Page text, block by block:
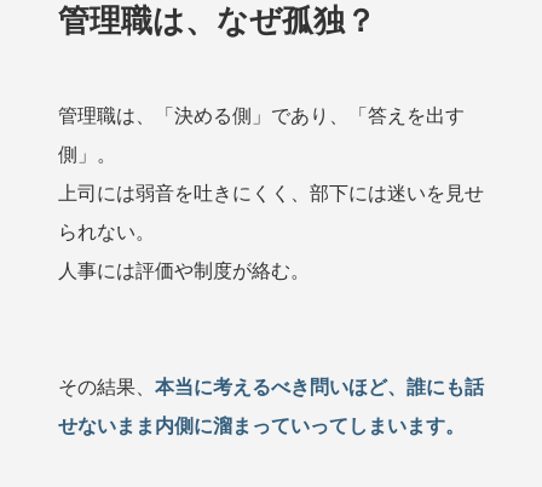
管理職は、なぜ孤独？
管理職は、「決める側」であり、「答えを出す
側」。
上司には弱音を吐きにくく、部下には迷いを見せ
られない。
人事には評価や制度が絡む。
その結果、 本当に考えるべき問いほど、誰にも話
せないまま内側に溜まっていってしまいます。